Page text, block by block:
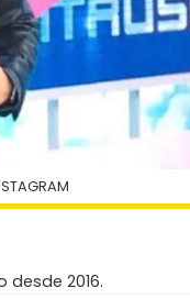
desde 2016.